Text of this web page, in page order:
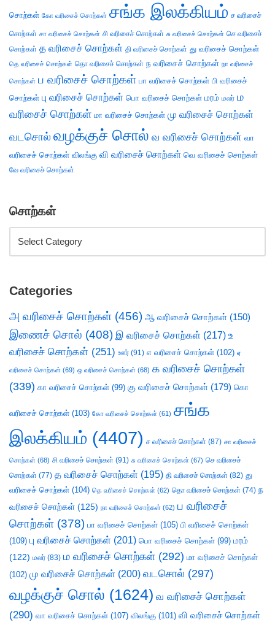
சொற்கள் கோ வரிசைச் சொற்கள் சங்க இலக்கியம் ச வரிசைச்
சொற்கள் சா வரிசைச் சொற்கள் சி வரிசைச் சொற்கள் சு வரிசைச் சொற்கள் செ வரிசைச்
சொற்கள் த வரிசைச் சொற்கள் தி வரிசைச் சொற்கள் து வரிசைச் சொற்கள்
தெ வரிசைச் சொற்கள் தொ வரிசைச் சொற்கள் ந வரிசைச் சொற்கள் நா வரிசைச்
சொற்கள் ப வரிசைச் சொற்கள் பா வரிசைச் சொற்கள் பி வரிசைச்
சொற்கள் பு வரிசைச் சொற்கள் பொ வரிசைச் சொற்கள் மரம் மலர் ம
வரிசைச் சொற்கள் மா வரிசைச் சொற்கள் மு வரிசைச் சொற்கள்
வடசொல் வழக்குச் சொல் வ வரிசைச் சொற்கள் வா
வரிசைச் சொற்கள் விலங்கு வி வரிசைச் சொற்கள் வெ வரிசைச் சொற்கள்
வே வரிசைச் சொற்கள்
சொற்கள்
Categories
அ வரிசைச் சொற்கள் (456) ஆ வரிசைச் சொற்கள் (150)
இணைச் சொல் (408) இ வரிசைச் சொற்கள் (217) உ
வரிசைச் சொற்கள் (251) ஊர் (91) எ வரிசைச் சொற்கள் (102) ஏ
வரிசைச் சொற்கள் (69) ஒ வரிசைச் சொற்கள் (68) க வரிசைச் சொற்கள்
(339) கா வரிசைச் சொற்கள் (99) கு வரிசைச் சொற்கள் (179) கொ
வரிசைச் சொற்கள் (103) கோ வரிசைச் சொற்கள் (61) சங்க
இலக்கியம் (4407) ச வரிசைச் சொற்கள் (87) சா வரிசைச்
சொற்கள் (68) சி வரிசைச் சொற்கள் (91) சு வரிசைச் சொற்கள் (67) செ வரிசைச்
சொற்கள் (77) த வரிசைச் சொற்கள் (195) தி வரிசைச் சொற்கள் (82) து
வரிசைச் சொற்கள் (104) தெ வரிசைச் சொற்கள் (62) தொ வரிசைச் சொற்கள் (74) ந
வரிசைச் சொற்கள் (125) நா வரிசைச் சொற்கள் (62) ப வரிசைச்
சொற்கள் (378) பா வரிசைச் சொற்கள் (105) பி வரிசைச் சொற்கள்
(109) பு வரிசைச் சொற்கள் (201) பொ வரிசைச் சொற்கள் (99) மரம்
(122) மலர் (83) ம வரிசைச் சொற்கள் (292) மா வரிசைச் சொற்கள்
(102) மு வரிசைச் சொற்கள் (200) வடசொல் (297)
வழக்குச் சொல் (1624) வ வரிசைச் சொற்கள்
(290) வா வரிசைச் சொற்கள் (107) விலங்கு (101) வி வரிசைச் சொற்கள்